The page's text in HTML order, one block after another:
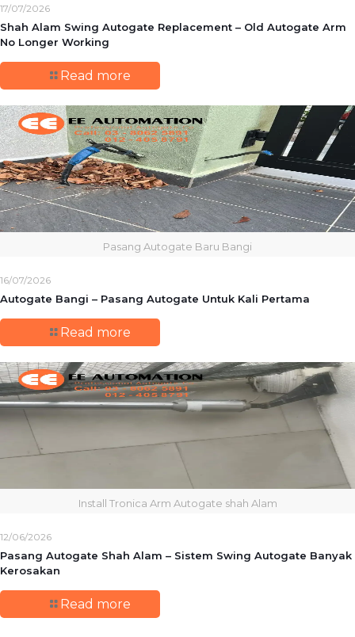
17/07/2026
Shah Alam Swing Autogate Replacement – Old Autogate Arm
No Longer Working
Read more
Pasang Autogate Baru Bangi
16/07/2026
Autogate Bangi – Pasang Autogate Untuk Kali Pertama
Read more
Install Tronica Arm Autogate shah Alam
12/06/2026
Pasang Autogate Shah Alam – Sistem Swing Autogate Banyak
Kerosakan
Read more